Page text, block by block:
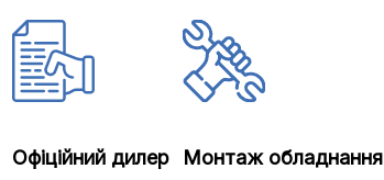
Офіційний дилер Монтаж обладнання